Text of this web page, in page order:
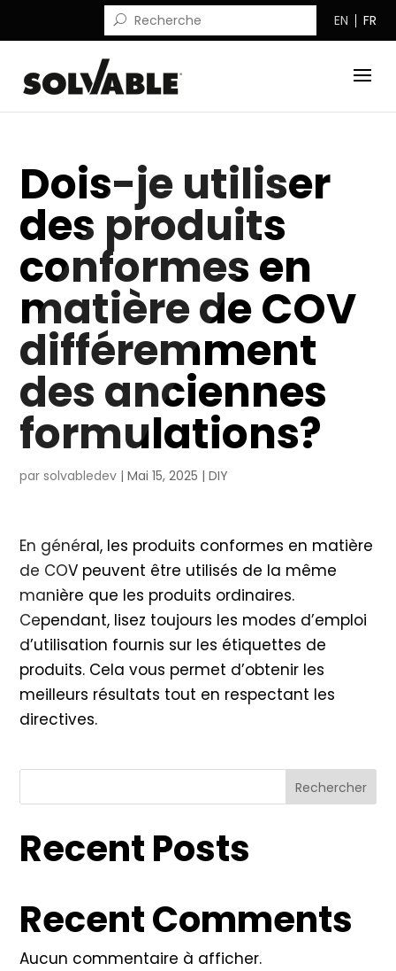
EN FR
Dois-je utiliser
des produits
conformes en
matière de COV
différemment
des anciennes
formulations?
parsolvabledev |Mai 15, 2025 |DIY
En général, les produits conformes en matière
de COV peuvent être utilisés de la même
manière que les produits ordinaires.
Cependant, lisez toujours les modes d’emploi
d’utilisation fournis sur les étiquettes de
produits. Cela vous permet d’obtenir les
meilleurs résultats tout en respectant les
directives.
Rechercher
Recent Posts
Recent Comments
Aucun commentaire à afficher.